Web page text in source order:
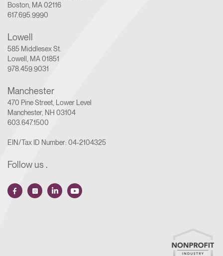
Boston, MA 02116
617.695.9990
Lowell
585 Middlesex St.
Lowell, MA 01851
978.459.9031
Manchester
470 Pine Street, Lower Level
Manchester, NH 03104
603.647.1500
EIN/Tax ID Number: 04-2104325
Follow us .